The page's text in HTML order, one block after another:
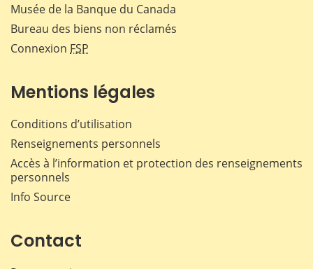
Musée de la Banque du Canada
Bureau des biens non réclamés
Connexion FSP
Mentions légales
Conditions d’utilisation
Renseignements personnels
Accès à l’information et protection des renseignements
personnels
Info Source
Contact